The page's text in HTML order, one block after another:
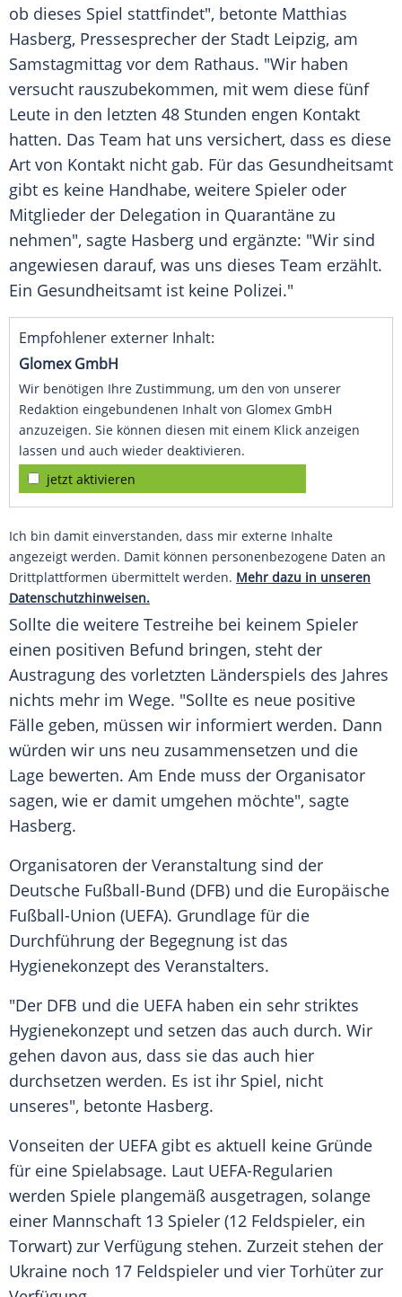
ob dieses Spiel stattfindet", betonte Matthias
Hasberg, Pressesprecher der Stadt Leipzig, am
Samstagmittag vor dem Rathaus. "Wir haben
versucht rauszubekommen, mit wem diese fünf
Leute in den letzten 48 Stunden engen Kontakt
hatten. Das Team hat uns versichert, dass es diese
Art von Kontakt nicht gab. Für das Gesundheitsamt
gibt es keine Handhabe, weitere Spieler oder
Mitglieder der Delegation in Quarantäne zu
nehmen", sagte Hasberg und ergänzte: "Wir sind
angewiesen darauf, was uns dieses Team erzählt.
Ein Gesundheitsamt ist keine Polizei."
Empfohlener externer Inhalt:
Glomex GmbH
Wir benötigen Ihre Zustimmung, um den von unserer
Redaktion eingebundenen Inhalt von Glomex GmbH
anzuzeigen. Sie können diesen mit einem Klick anzeigen
lassen und auch wieder deaktivieren.
jetzt aktivieren
Ich bin damit einverstanden, dass mir externe Inhalte
angezeigt werden. Damit können personenbezogene Daten an
Drittplattformen übermittelt werden. Mehr dazu in unseren
Datenschutzhinweisen.
Sollte die weitere Testreihe bei keinem Spieler
einen positiven Befund bringen, steht der
Austragung des vorletzten Länderspiels des Jahres
nichts mehr im Wege. "Sollte es neue positive
Fälle geben, müssen wir informiert werden. Dann
würden wir uns neu zusammensetzen und die
Lage bewerten. Am Ende muss der Organisator
sagen, wie er damit umgehen möchte", sagte
Hasberg.
Organisatoren der Veranstaltung sind der
Deutsche Fußball-Bund (DFB) und die Europäische
Fußball-Union (UEFA). Grundlage für die
Durchführung der Begegnung ist das
Hygienekonzept des Veranstalters.
"Der DFB und die UEFAhaben ein sehr striktes
Hygienekonzept und setzen das auch durch. Wir
gehen davon aus, dass sie das auch hier
durchsetzen werden. Es ist ihr Spiel, nicht
unseres", betonte Hasberg.
Vonseiten der UEFAgibt es aktuell keine Gründe
für eine Spielabsage. Laut UEFA-Regularien
werden Spiele plangemäß ausgetragen, solange
einer Mannschaft 13 Spieler (12 Feldspieler, ein
Torwart) zur Verfügung stehen. Zurzeit stehen der
Ukraine noch 17 Feldspieler und vier Torhüter zur